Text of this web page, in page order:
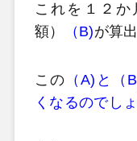
これを１２か
額）
（B)が算
この （A)と（
くなるのでしょ